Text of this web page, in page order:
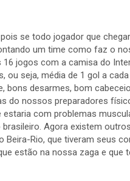
se todo jogador que
um time como faz o
jogos com a camisa do
ou seja, média de 1 gol a
bons desarmes, bom
do nossos preparadores
com problemas
Agora existem
Beira-Rio, que tiveram seus
estão na nossa zaga e que